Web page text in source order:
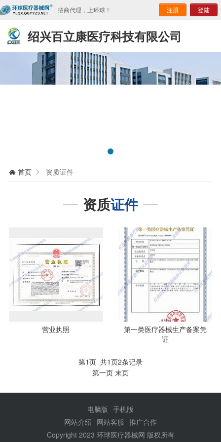
招商代理，上环球！ 注册 登陆
绍兴百立康医疗科技有限公司
 首页  资质证件
资质证件
营业执照
第一类医疗器械生产备案凭
证
第1页 共1页2条记录
第一页 末页
电脑版 手机版
网站介绍 网站客服 推广合作
Copyright 2023 环球医疗器械网 版权所有